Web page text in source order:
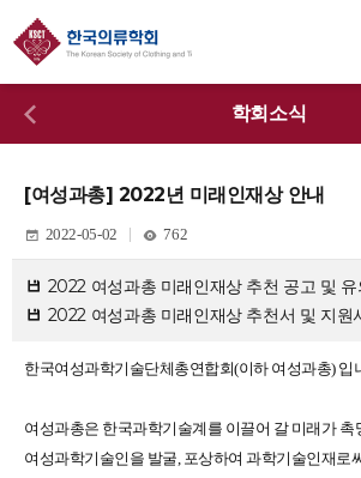
학회소식
[여성과총] 2022년 미래인재상 안내
2022-05-02 762
2022 여성과총 미래인재상 추천 공고 및
2022 여성과총 미래인재상 추천서 및 지원
한국여성과학기술단체총연합회(이하 여성과총) 입
여성과총은 한국과학기술계를 이끌어 갈 미래가 촉
여성과학기술인을 발굴, 포상하여과학기술인재로